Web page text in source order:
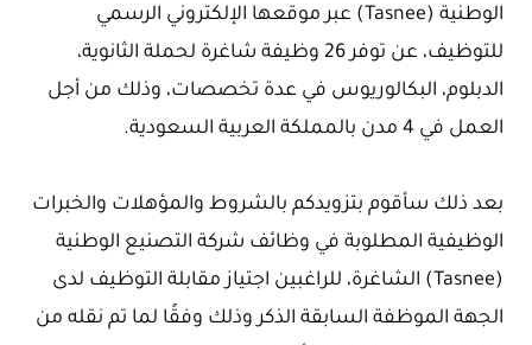
الوطنية (Tasnee) عبر موقعها الإلكتروني الرسمي
للتوظيف، عن توفر 26 وظيفة شاغرة لحملة الثانوية،
الدبلوم، البكالوريوس في عدة تخصصات، وذلك من أجل
العمل في 4 مدن بالمملكة العربية السعودية.
بعد ذلك سأقوم بتزويدكم بالشروط والمؤهلات والخبرات
الوظيفية المطلوبة في وظائف شركة التصنيع الوطنية
(Tasnee) الشاغرة، للراغبين اجتياز مقابلة التوظيف لدى
الجهة الموظفة السابقة الذكر وذلك وفقًا لما تم نقله من